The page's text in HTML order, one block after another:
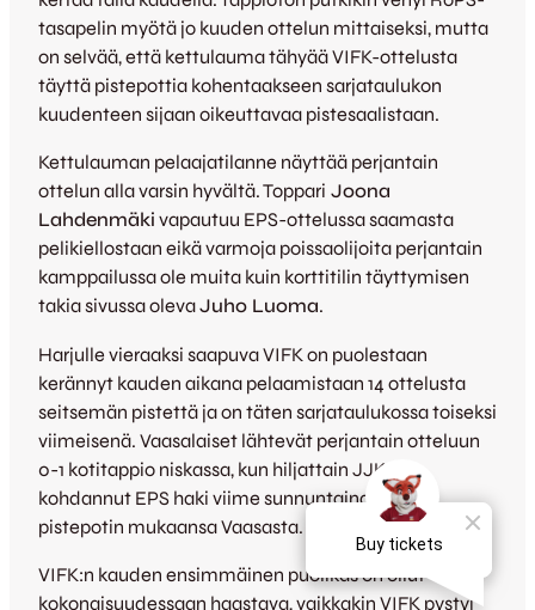
tasapelin myötä jo kuuden ottelun mittaiseksi, mutta
on selvää, että kettulauma tähyää VIFK-ottelusta
täyttä pistepottia kohentaakseen sarjataulukon
kuudenteen sijaan oikeuttavaa pistesaalistaan.
Kettulauman pelaajatilanne näyttää perjantain
ottelun alla varsin hyvältä. Toppari Joona
Lahdenmäki vapautuu EPS-ottelussa saamasta
pelikiellostaan eikä varmoja poissaolijoita perjantain
kamppailussa ole muita kuin korttitilin täyttymisen
takia sivussa olevaJuho Luoma.
Harjulle vieraaksi saapuva VIFK on puolestaan
kerännyt kauden aikana pelaamistaan 14 ottelusta
seitsemän pistettä ja on täten sarjataulukossa toiseksi
viimeisenä. Vaasalaiset lähtevät perjantain otteluun
0-1 kotitappio niskassa, kun hiljattain JJK:n
kohdannut EPS haki viime sunnuntaina täyden
pistepotin mukaansa Vaasasta.
VIFK:n kauden ensimmäinen puolikas on ollut
kokonaisuudessaan haastava, vaikkakin VIFK pystyi